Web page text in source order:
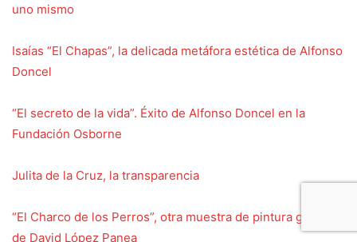
uno mismo
Isaías “El Chapas”, la delicada metáfora estética de Alfonso
Doncel
“El secreto de la vida”. Éxito de Alfonso Doncel en la
Fundación Osborne
Julita de la Cruz, la transparencia
“El Charco de los Perros”, otra muestra de pintura genuina
de David López Panea